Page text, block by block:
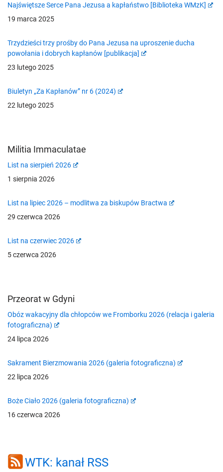
Najświętsze Serce Pana Jezusa a kapłaństwo [Biblioteka WMzK]
19 marca 2025
Trzydzieści trzy prośby do Pana Jezusa na uproszenie ducha
powołania i dobrych kapłanów [publikacja]
23 lutego 2025
Biuletyn „Za Kapłanów” nr 6 (2024)
22 lutego 2025
Militia Immaculatae
List na sierpień 2026
1 sierpnia 2026
List na lipiec 2026 – modlitwa za biskupów Bractwa
29 czerwca 2026
List na czerwiec 2026
5 czerwca 2026
Przeorat w Gdyni
Obóz wakacyjny dla chłopców we Fromborku 2026 (relacja i galeria
fotograficzna)
24 lipca 2026
Sakrament Bierzmowania 2026 (galeria fotograficzna)
22 lipca 2026
Boże Ciało 2026 (galeria fotograficzna)
16 czerwca 2026
WTK: kanał RSS